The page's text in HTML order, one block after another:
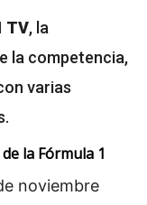
TV, la
la competencia,
varias
la Fórmula 1
noviembre